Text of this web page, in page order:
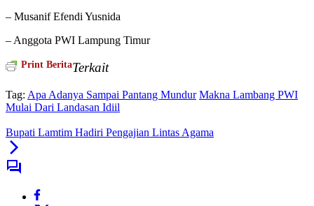
– Musanif Efendi Yusnida
– Anggota PWI Lampung Timur
Print BeritaTerkait
Tag: Apa Adanya Sampai Pantang Mundur Makna Lambang PWI
Mulai Dari Landasan Idiil
Bupati Lamtim Hadiri Pengajian Lintas Agama